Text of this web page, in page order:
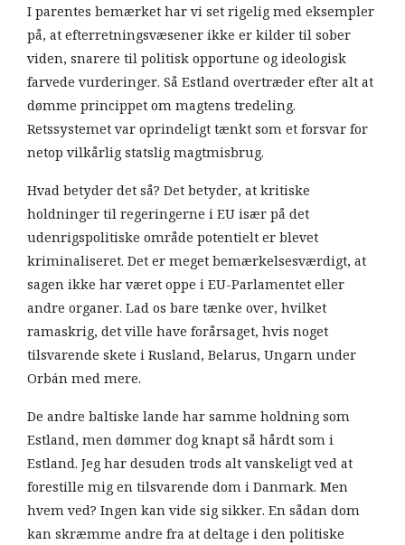
I parentes bemærket har vi set rigelig med eksempler
på, at efterretningsvæsener ikke er kilder til sober
viden, snarere til politisk opportune og ideologisk
farvede vurderinger. Så Estland overtræder efter alt at
dømme princippet om magtens tredeling.
Retssystemet var oprindeligt tænkt som et forsvar for
netop vilkårlig statslig magtmisbrug.
Hvad betyder det så? Det betyder, at kritiske
holdninger til regeringerne i EU især på det
udenrigspolitiske område potentielt er blevet
kriminaliseret. Det er meget bemærkelsesværdigt, at
sagen ikke har været oppe i EU-Parlamentet eller
andre organer. Lad os bare tænke over, hvilket
ramaskrig, det ville have forårsaget, hvis noget
tilsvarende skete i Rusland, Belarus, Ungarn under
Orbán med mere.
De andre baltiske lande har samme holdning som
Estland, men dømmer dog knapt så hårdt som i
Estland. Jeg har desuden trods alt vanskeligt ved at
forestille mig en tilsvarende dom i Danmark. Men
hvem ved? Ingen kan vide sig sikker. En sådan dom
kan skræmme andre fra at deltage i den politiske